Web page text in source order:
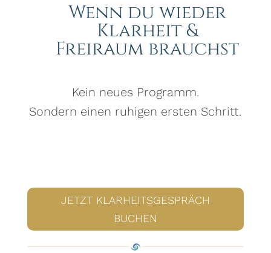
Wenn du wieder
Klarheit &
Freiraum brauchst
Kein neues Programm.
Sondern einen ruhigen ersten Schritt.
JETZT KLARHEITSGESPRÄCH
BUCHEN